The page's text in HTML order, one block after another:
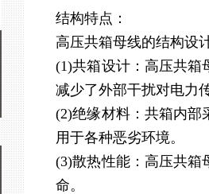
结构特点：
高压共箱母线的结构设
(1)共箱设计：高压共箱
减少了外部干扰对电力
(2)绝缘材料：共箱内部
用于各种恶劣环境。
(3)散热性能：高压共箱
命。